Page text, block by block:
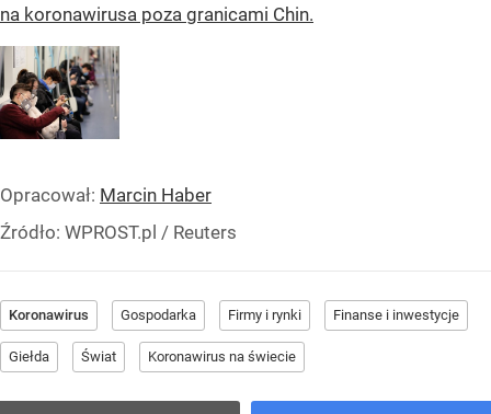
na koronawirusa poza granicami Chin.
Opracował: Marcin Haber
Źródło: WPROST.pl / Reuters
Koronawirus Gospodarka Firmy i rynki Finanse i inwestycje
Giełda Świat Koronawirus na świecie